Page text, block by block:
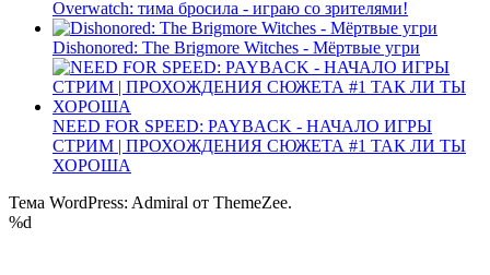
Overwatch: тима бросила - играю со зрителями!
Dishonored: The Brigmore Witches - Мёртвые угри
NEED FOR SPEED: PAYBACK - НАЧАЛО ИГРЫ
СТРИМ | ПРОХОЖДЕНИЯ СЮЖЕТА #1 ТАК ЛИ ТЫ
ХОРОША
Тема WordPress: Admiral от ThemeZee.
%d